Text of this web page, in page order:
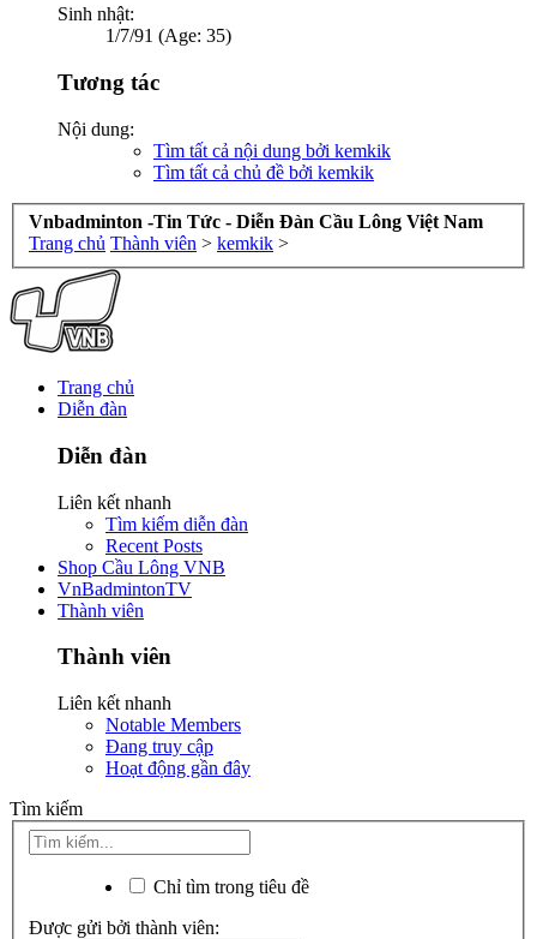
Sinh nhật:
1/7/91 (Age: 35)
Tương tác
Nội dung:
Tìm tất cả nội dung bởi kemkik
Tìm tất cả chủ đề bởi kemkik
Vnbadminton -Tin Tức - Diễn Đàn Cầu Lông Việt Nam
Trang chủ Thành viên > kemkik >
Trang chủ
Diễn đàn
Diễn đàn
Liên kết nhanh
Tìm kiếm diễn đàn
Recent Posts
Shop Cầu Lông VNB
VnBadmintonTV
Thành viên
Thành viên
Liên kết nhanh
Notable Members
Đang truy cập
Hoạt động gần đây
Tìm kiếm
Chỉ tìm trong tiêu đề
Được gửi bởi thành viên: